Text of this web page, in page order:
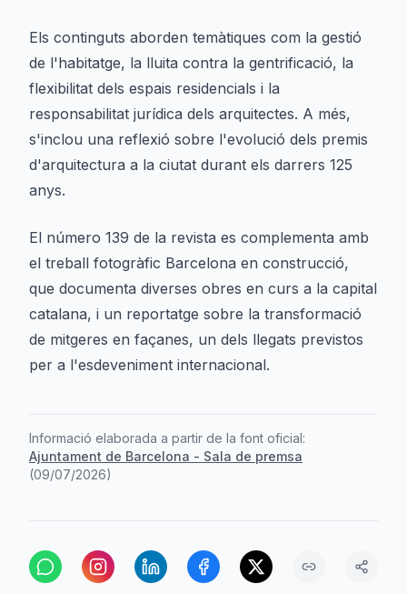
Els continguts aborden temàtiques com la gestió
de l'habitatge, la lluita contra la gentrificació, la
flexibilitat dels espais residencials i la
responsabilitat jurídica dels arquitectes. A més,
s'inclou una reflexió sobre l'evolució dels premis
d'arquitectura a la ciutat durant els darrers 125
anys.
El número 139 de la revista es complementa amb
el treball fotogràfic Barcelona en construcció,
que documenta diverses obres en curs a la capital
catalana, i un reportatge sobre la transformació
de mitgeres en façanes, un dels llegats previstos
per a l'esdeveniment internacional.
Informació elaborada a partir de la font oficial:
Ajuntament de Barcelona - Sala de premsa
(09/07/2026)